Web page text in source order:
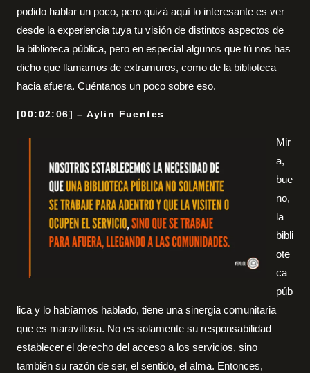
podido hablar un poco, pero quizá aquí lo interesante es ver
desde la experiencia tuya tu visión de distintos aspectos de
la biblioteca pública, pero en especial algunos que tú nos has
dicho que llamamos de extramuros, como de la biblioteca
hacia afuera. Cuéntanos un poco sobre eso.
[00:02:06] – Aylin Fuentes
Mir
a,
bue
no,
la
bibli
ote
ca
púb
lica y lo habíamos hablado, tiene una sinergia comunitaria
que es maravillosa. No es solamente su responsabilidad
establecer el derecho del acceso a los servicios, sino
también su razón de ser, el sentido, el alma. Entonces,